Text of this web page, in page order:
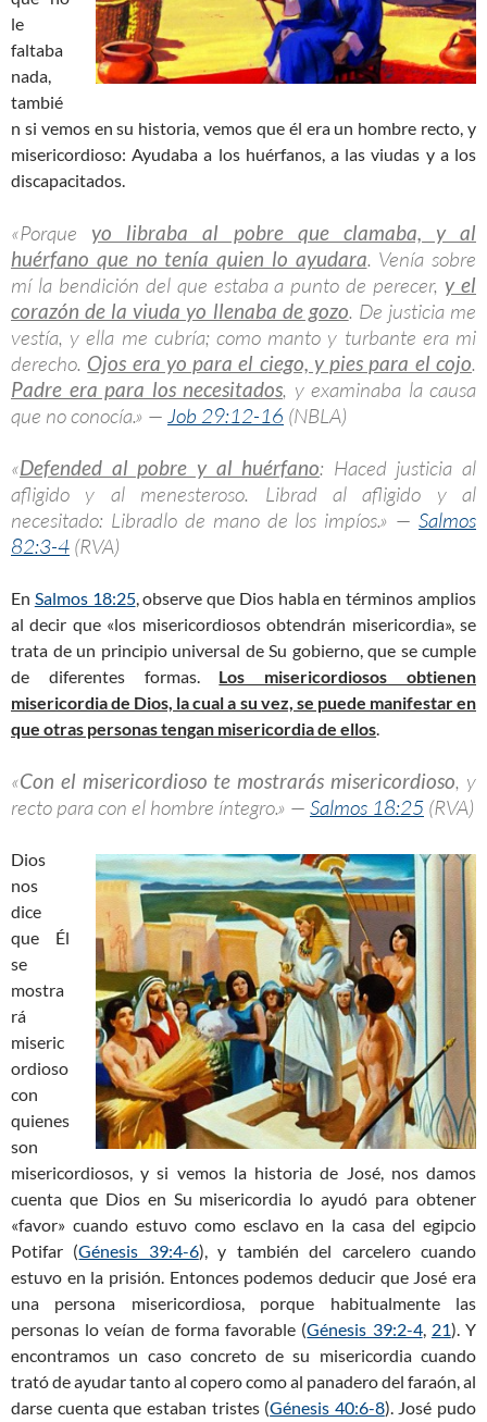
le
faltaba
nada,
tambié
n si vemos en su historia, vemos que él era un hombre recto, y
misericordioso: Ayudaba a los huérfanos, a las viudas y a los
discapacitados.
«Porque yo libraba al pobre que clamaba, y al
huérfano que no tenía quien lo ayudara. Venía sobre
mí la bendición del que estaba a punto de perecer, y el
corazón de la viuda yo llenaba de gozo. De justicia me
vestía, y ella me cubría; como manto y turbante era mi
derecho. Ojos era yo para el ciego, y pies para el cojo.
Padre era para los necesitados, y examinaba la causa
que no conocía.» — Job 29:12-16 (NBLA)
«Defended al pobre y al huérfano: Haced justicia al
afligido y al menesteroso. Librad al afligido y al
necesitado: Libradlo de mano de los impíos.» — Salmos
82:3-4 (RVA)
En Salmos 18:25, observe que Dios habla en términos amplios
al decir que «los misericordiosos obtendrán misericordia», se
trata de un principio universal de Su gobierno, que se cumple
de diferentes formas. Los misericordiosos obtienen
misericordia de Dios, la cual a su vez, se puede manifestar en
que otras personas tengan misericordia de ellos.
«Con el misericordioso te mostrarás misericordioso, y
recto para con el hombre íntegro.» — Salmos 18:25 (RVA)
Dios
nos
dice
que Él
se
mostra
rá
miseric
ordioso
con
quienes
son
misericordiosos, y si vemos la historia de José, nos damos
cuenta que Dios en Su misericordia lo ayudó para obtener
«favor» cuando estuvo como esclavo en la casa del egipcio
Potifar (Génesis 39:4-6), y también del carcelero cuando
estuvo en la prisión. Entonces podemos deducir que José era
una persona misericordiosa, porque habitualmente las
personas lo veían de forma favorable (Génesis 39:2-4, 21). Y
encontramos un caso concreto de su misericordia cuando
trató de ayudar tanto al copero como al panadero del faraón, al
darse cuenta que estaban tristes (Génesis 40:6-8). José pudo